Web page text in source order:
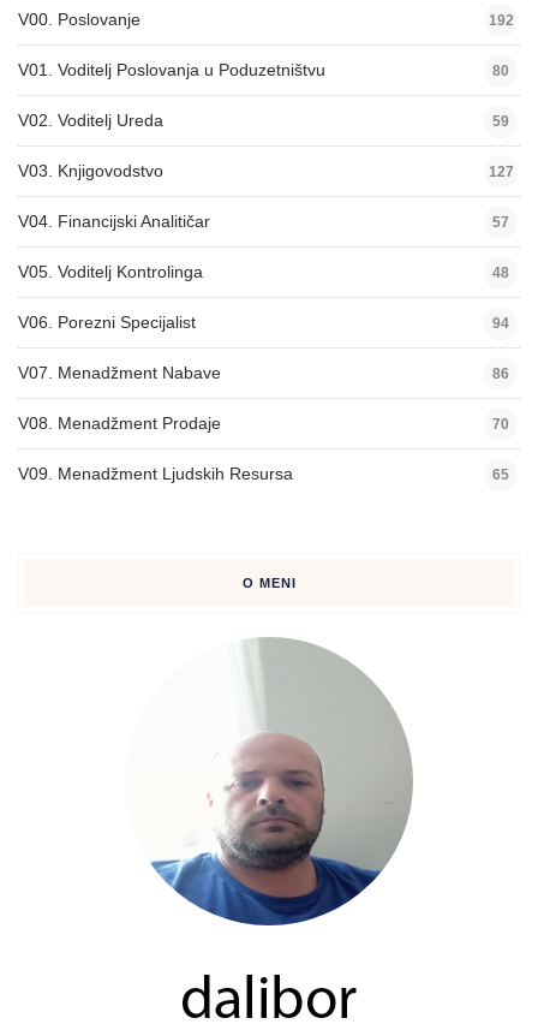
V00. Poslovanje 192
V01. Voditelj Poslovanja u Poduzetništvu 80
V02. Voditelj Ureda 59
V03. Knjigovodstvo 127
V04. Financijski Analitičar 57
V05. Voditelj Kontrolinga 48
V06. Porezni Specijalist 94
V07. Menadžment Nabave 86
V08. Menadžment Prodaje 70
V09. Menadžment Ljudskih Resursa 65
O MENI